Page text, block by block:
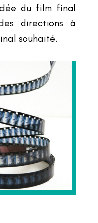
du film final
directions à
souhaité.